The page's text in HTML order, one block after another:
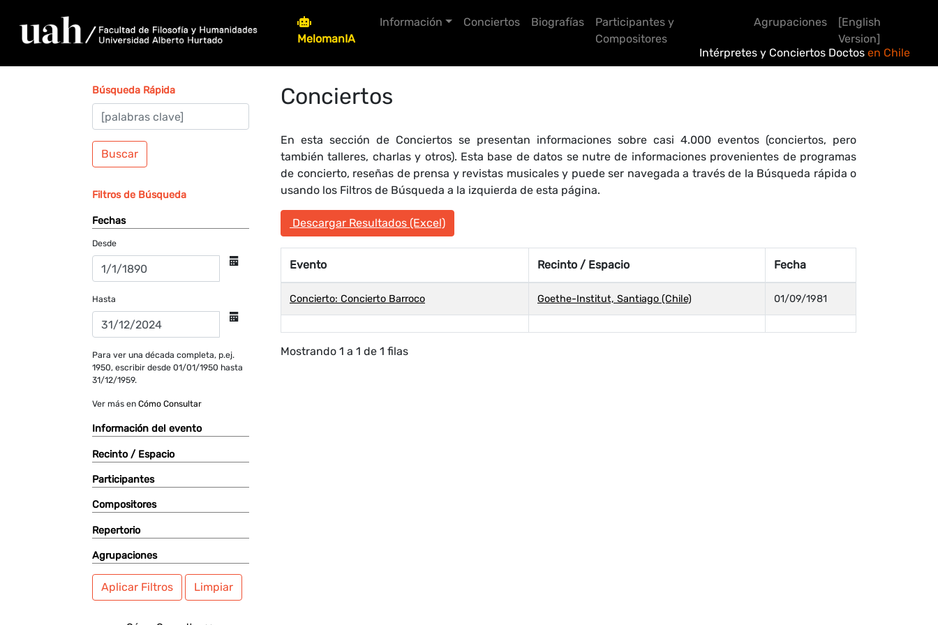
MelomanIA
Información Conciertos Biografías
Participantes y
Compositores
Agrupaciones
[English
Version]
Intérpretes y Conciertos Doctos en Chile
Búsqueda Rápida
Buscar
Filtros de Búsqueda
Fechas
Desde
Hasta
Para ver una década completa, p.ej.
1950, escribir desde 01/01/1950 hasta
31/12/1959.
Ver más en Cómo Consultar
Información del evento
Recinto / Espacio
Participantes
Compositores
Repertorio
Agrupaciones
Aplicar Filtros Limpiar
Conciertos
En esta sección de Conciertos se presentan informaciones sobre casi 4.000 eventos (conciertos, pero
también talleres, charlas y otros). Esta base de datos se nutre de informaciones provenientes de programas
de concierto, reseñas de prensa y revistas musicales y puede ser navegada a través de la Búsqueda rápida o
usando los Filtros de Búsqueda a la izquierda de esta página.
Descargar Resultados (Excel)
Evento Recinto / Espacio Fecha
Concierto: Concierto Barroco Goethe-Institut, Santiago (Chile) 01/09/1981
Mostrando 1 a 1 de 1 filas